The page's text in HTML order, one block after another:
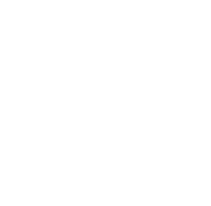
oder dann in dem Moment ja auch verurteilt auf eine Weise,